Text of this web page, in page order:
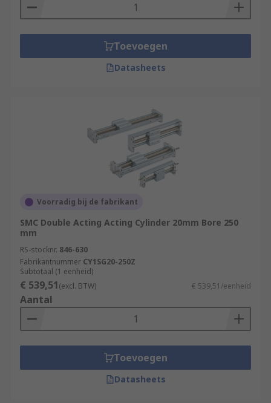
starts the carriage and piston move
together in sync as a total unit.
Mechanically coupled cylinders have
interior and exterior bands that slot into the
actuator housing to keep compressed air in
Components like valves, sensors and brakes
can be mounted onto these units.
Toevoegen
Datasheets
Voorradig bij de fabrikant
SMC Double Acting Acting Cylinder 20mm Bore 250
mm
RS-stocknr. 846-630
Fabrikantnummer CY1SG20-250Z
Subtotaal (1 eenheid)
€ 539,51(excl. BTW) € 539,51/eenheid
Aantal
Toevoegen
Datasheets